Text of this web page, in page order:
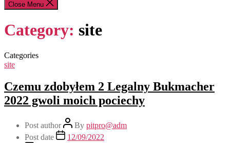
Close Menu
Category: site
Categories
site
Czemu zdobyłem 2 Legalny Bukmacher
2022 gwoli moich pociechy
Post author By pitpro@adm
Post date
12/09/2022